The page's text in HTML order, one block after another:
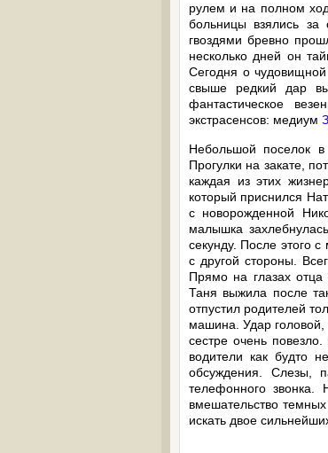
рулем и на полном
больницы взялись
гвоздями бревно
несколько дней он
Сегодня о
свыше редкий дар
фантастическое
экстрасенсов: медиум
Небольшой поселок
Прогулки на закате,
каждая из этих
который приснился
с новорожденной
малышка
секунду. После этого
с другой стороны.
Прямо на глазах
Таня выжила после
отпустил родителей
машина. Удар головой,
сестре очень
водители как будто
обсуждения. Слезы,
телефонного
вмешательство
искать двое